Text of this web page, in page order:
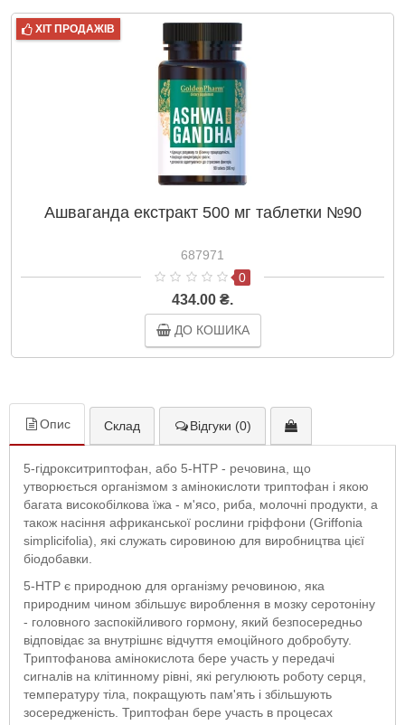
ХІТ ПРОДАЖІВ
Ашваганда екстракт 500 мг таблетки №90
687971
0
434.00 ₴.
ДО КОШИКА
Опис Склад Відгуки (0)
5-гідрокситриптофан, або 5-НТР - речовина, що
утворюється організмом з амінокислоти триптофан і якою
багата високобілкова їжа - м'ясо, риба, молочні продукти, а
також насіння африканської рослини гріффони (Griffonia
simplicifolia), які служать сировиною для виробництва цієї
біодобавки.
5-НТР є природною для організму речовиною, яка
природним чином збільшує вироблення в мозку серотоніну
- головного заспокійливого гормону, який безпосередньо
відповідає за внутрішнє відчуття емоційного добробуту.
Триптофанова амінокислота бере участь у передачі
сигналів на клітинному рівні, які регулюють роботу серця,
температуру тіла, покращують пам'ять і збільшують
зосередженість. Триптофан бере участь в процесах